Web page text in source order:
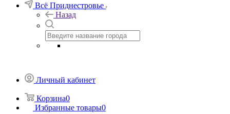
Всё Приднестровье
Назад
Личный кабинет
Корзина0
Избранные товары0